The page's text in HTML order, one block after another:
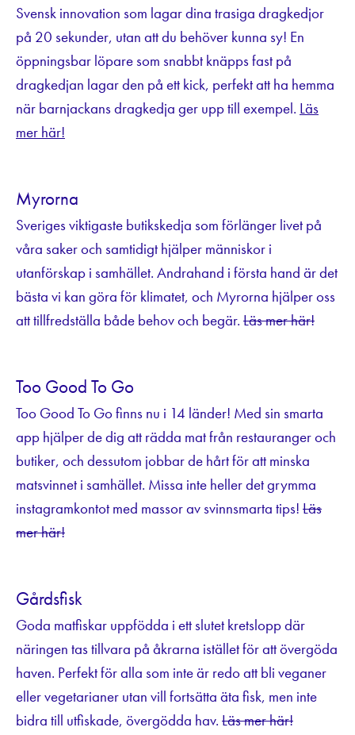
Svensk innovation som lagar dina trasiga dragkedjor
på 20 sekunder, utan att du behöver kunna sy! En
öppningsbar löpare som snabbt knäpps fast på
dragkedjan lagar den på ett kick, perfekt att ha hemma
när barnjackans dragkedja ger upp till exempel. Läs
mer här!
Myrorna
Sveriges viktigaste butikskedja som förlänger livet på
våra saker och samtidigt hjälper människor i
utanförskap i samhället. Andrahand i första hand är det
bästa vi kan göra för klimatet, och Myrorna hjälper oss
att tillfredställa både behov och begär. Läs mer här!
Too Good To Go
Too Good To Go finns nu i 14 länder! Med sin smarta
app hjälper de dig att rädda mat från restauranger och
butiker, och dessutom jobbar de hårt för att minska
matsvinnet i samhället. Missa inte heller det grymma
instagramkontot med massor av svinnsmarta tips! Läs
mer här!
Gårdsfisk
Goda matfiskar uppfödda i ett slutet kretslopp där
näringen tas tillvara på åkrarna istället för att övergöda
haven. Perfekt för alla som inte är redo att bli veganer
eller vegetarianer utan vill fortsätta äta fisk, men inte
bidra till utfiskade, övergödda hav. Läs mer här!